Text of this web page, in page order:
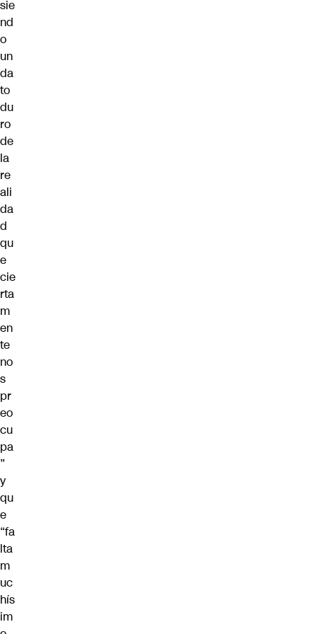
sie
nd
o
un
da
to
du
ro
de
la
re
ali
da
d
qu
e
cie
rta
m
en
te
no
s
pr
eo
cu
pa
”
y
qu
e
“fa
lta
m
uc
hís
im